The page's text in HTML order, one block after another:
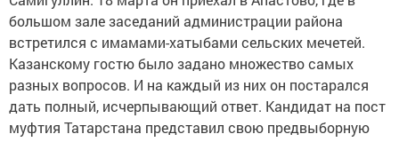
большом зале заседаний администрации района
встретился с имамами-хатыбами сельских мечетей.
Казанскому гостю было задано множество самых
разных вопросов. И на каждый из них он постарался
дать полный, исчерпывающий ответ. Кандидат на пост
муфтия Татарстана представил свою предвыборную